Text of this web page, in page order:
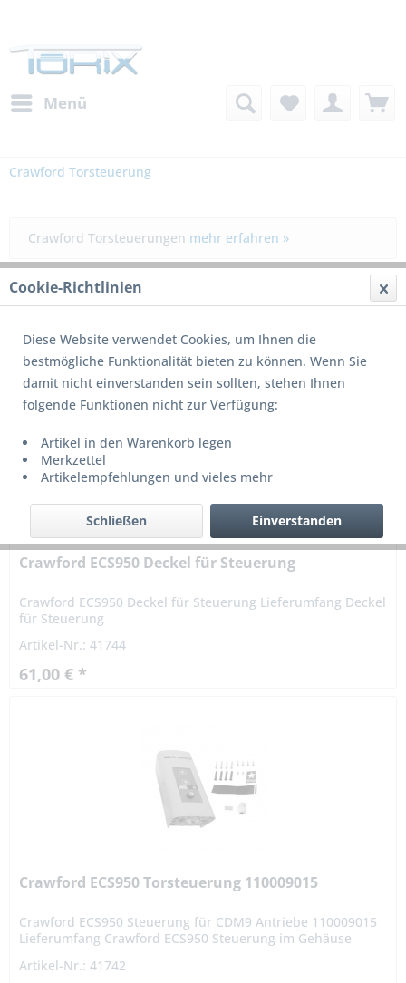
Menü
Crawford Torsteuerung
Crawford Torsteuerungen mehr erfahren »
Filtern
Crawford ECS950 Deckel für Steuerung
Crawford ECS950 Deckel für Steuerung Lieferumfang Deckel
für Steuerung
Artikel-Nr.: 41744
61,00 € *
Crawford ECS950 Torsteuerung 110009015
Crawford ECS950 Steuerung für CDM9 Antriebe 110009015
Lieferumfang Crawford ECS950 Steuerung im Gehäuse
Artikel-Nr.: 41742
Cookie-Richtlinien
Diese Website verwendet Cookies, um Ihnen die
bestmögliche Funktionalität bieten zu können. Wenn Sie
damit nicht einverstanden sein sollten, stehen Ihnen
folgende Funktionen nicht zur Verfügung:
Artikel in den Warenkorb legen
Merkzettel
Artikelempfehlungen und vieles mehr
Einverstanden
Schließen